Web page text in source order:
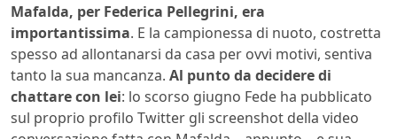
Mafalda, per Federica Pellegrini, era
importantissima. E la campionessa di nuoto, costretta
spesso ad allontanarsi da casa per ovvi motivi, sentiva
tanto la sua mancanza. Al punto da decidere di
chattare con lei: lo scorso giugno Fede ha pubblicato
sul proprio profilo Twitter gli screenshot della video